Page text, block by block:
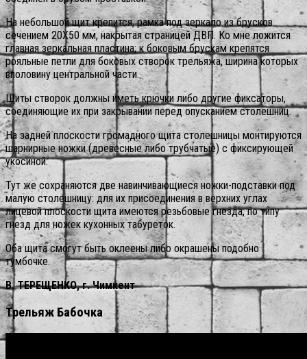
На небольшой щит крепится, рамка под зеркало из брусков
сечением 20X50 мм, накрытая страницей ДВП. Ко мне ложится
главная зеркальная пластина; к боковым брускам крепятся
рояльные петли для боковых створок трельяжа, ширина которых
вполовину центральной части.
Щиты створок должны иметь крючки либо другие фиксаторы,
соединяющие их при закрывании перед опусканием столешниц.
На задней плоскости громадного щита столешницы монтируются
шарнирные ножки (древесные либо трубчатые) с фиксирующей
укосиной.
Тут же сохраняются две навинчивающиеся ножки-подставки под
малую столешницу: для их присоединения в верхних углах
лицевой плоскости щита имеются резьбовые гнезда, по типу
гнезд для ножек кухонных табуреток.
Оба щита смогут быть оклеены либо окрашены подобно
тумбочке.
В. ТЕРЕЩЕНКО, г. Чимкент
Трельяж Бабочка